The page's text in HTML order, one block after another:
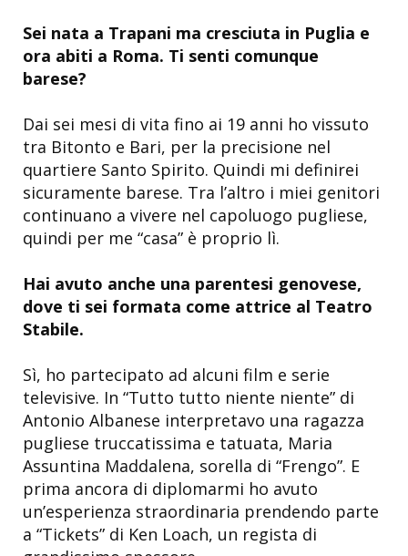
Sei nata a Trapani ma cresciuta in Puglia e
ora abiti a Roma. Ti senti comunque
barese?
Dai sei mesi di vita fino ai 19 anni ho vissuto
tra Bitonto e Bari, per la precisione nel
quartiere Santo Spirito. Quindi mi definirei
sicuramente barese. Tra l’altro i miei genitori
continuano a vivere nel capoluogo pugliese,
quindi per me “casa” è proprio lì.
Hai avuto anche una parentesi genovese,
dove ti sei formata come attrice al Teatro
Stabile.
Sì, ho partecipato ad alcuni film e serie
televisive. In “Tutto tutto niente niente” di
Antonio Albanese interpretavo una ragazza
pugliese truccatissima e tatuata, Maria
Assuntina Maddalena, sorella di “Frengo”. E
prima ancora di diplomarmi ho avuto
un’esperienza straordinaria prendendo parte
a “Tickets” di Ken Loach, un regista di